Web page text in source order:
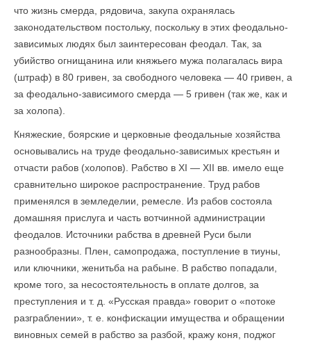
что жизнь смерда, рядовича, закупа охранялась
законодательством постольку, поскольку в этих феодально-
зависимых людях был заинтересован феодал. Так, за
убийство огнищанина или княжьего мужа полагалась вира
(штраф) в 80 гривен, за свободного человека — 40 гривен, а
за феодально-зависимого смерда — 5 гривен (так же, как и
за холопа).
Княжеские, боярские и церковные феодальные хозяйства
основывались на труде феодально-зависимых крестьян и
отчасти рабов (холопов). Рабство в XI — XII вв. имело еще
сравнительно широкое распространение. Труд рабов
применялся в земледелии, ремесле. Из рабов состояла
домашняя прислуга и часть вотчинной администрации
феодалов. Источники рабства в древней Руси были
разнообразны. Плен, самопродажа, поступление в тиуны,
или ключники, женитьба на рабыне. В рабство попадали,
кроме того, за несостоятельность в оплате долгов, за
преступления и т. д. «Русская правда» говорит о «потоке
разграблении», т. е. конфискации имущества и обращении
виновных семей в рабство за разбой, кражу коня, поджог